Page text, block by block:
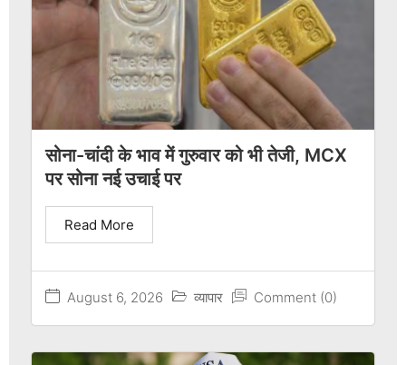
सोना-चांदी के भाव में गुरुवार को भी तेजी, MCX
पर सोना नई उचाई पर
August 6, 2026 व्यापार Comment (0)
Read More